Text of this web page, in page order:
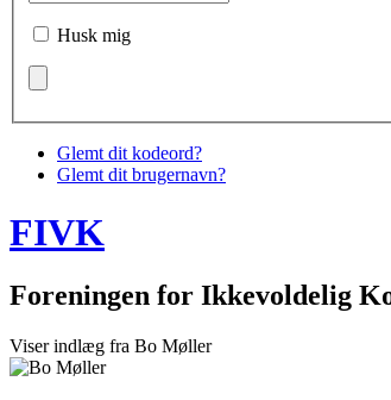
Husk mig
Glemt dit kodeord?
Glemt dit brugernavn?
FIVK
Foreningen for Ikkevoldelig
Viser indlæg fra Bo Møller